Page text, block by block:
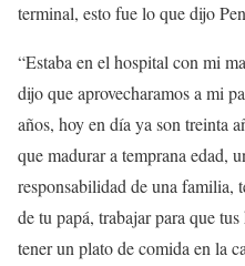
terminal, esto fue lo que dijo
“Estaba en el hospital con mi
dijo que aprovecharamos a mi
años, hoy en día ya son treinta
que madurar a temprana edad,
responsabilidad de una familia,
de tu papá, trabajar para que
tener un plato de comida en la